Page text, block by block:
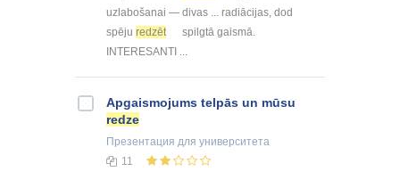
uzlabošanai — divas ... radiācijas, dod
spēju redzēt
spilgtā gaismā.
INTERESANTI ...
Apgaismojums telpās un mūsu
redze
Презентация для университета
11